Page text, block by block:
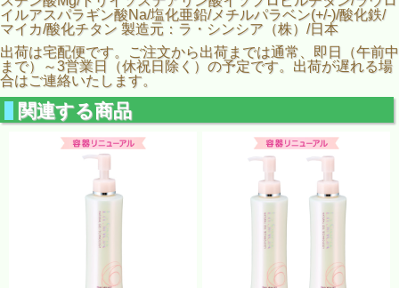
イルアスパラギン酸Na/塩化亜鉛/メチルパラベン(+/-)/酸化鉄/
マイカ/酸化チタン 製造元：ラ・シンシア（株）/日本
出荷は宅配便です。ご注文から出荷までは通常、即日（午前中
まで）～3営業日（休祝日除く）の予定です。出荷が遅れる場
合はご連絡いたします。
関連する商品